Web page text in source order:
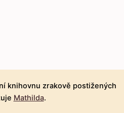
knihovnu zrakově postižených
Mathilda.